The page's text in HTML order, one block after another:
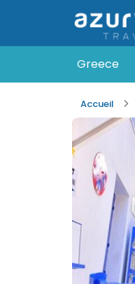
Greece
Accueil